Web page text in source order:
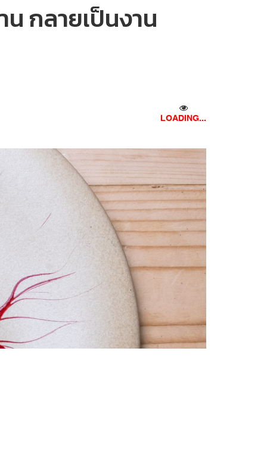
กลายเป็นงาน
LOADING...